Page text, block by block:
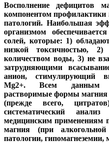
Восполнение дефицитов
компонентом профилактики
патологий. Наибольшая
организмом
солей, которые: 1)
низкой токсичностью,
количеством воды, 3) не
затрудняющими
анион, стимулирующий
Mg2+. Всем данным
растворимые формы магния
(прежде всего,
систематический
медицинским применениям
магния (при алкогольной
патологии, гипомагнеземии,